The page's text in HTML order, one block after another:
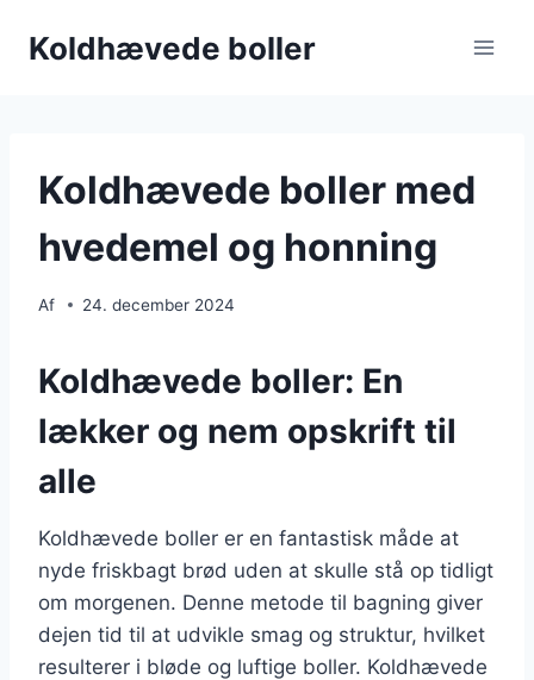
Koldhævede boller
Koldhævede boller med
hvedemel og honning
Af 24. december 2024
Koldhævede boller: En
lækker og nem opskrift til
alle
Koldhævede boller er en fantastisk måde at
nyde friskbagt brød uden at skulle stå op tidligt
om morgenen. Denne metode til bagning giver
dejen tid til at udvikle smag og struktur, hvilket
resulterer i bløde og luftige boller. Koldhævede